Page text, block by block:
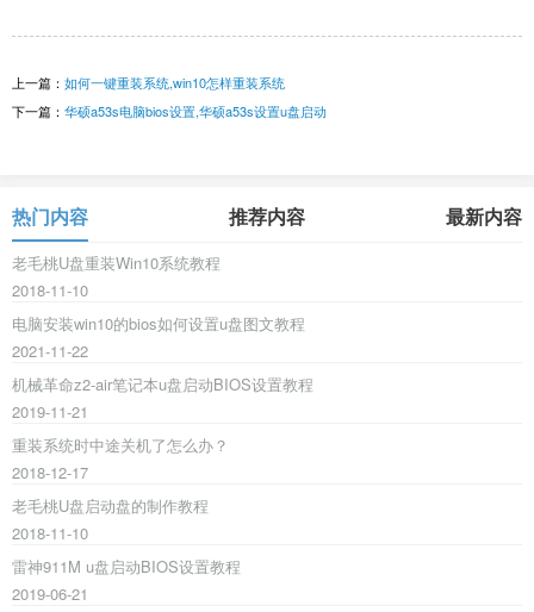
上一篇： 如何一键重装系统,win10怎样重装系统
下一篇： 华硕a53s电脑bios设置,华硕a53s设置u盘启动
热门内容 推荐内容 最新内容
老毛桃U盘重装Win10系统教程
2018-11-10
电脑安装win10的bios如何设置u盘图文教程
2021-11-22
机械革命z2-air笔记本u盘启动BIOS设置教程
2019-11-21
重装系统时中途关机了怎么办？
2018-12-17
老毛桃U盘启动盘的制作教程
2018-11-10
雷神911M u盘启动BIOS设置教程
2019-06-21